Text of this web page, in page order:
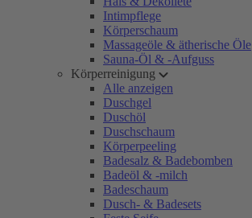
Intimpflege
Körperschaum
Massageöle & ätherische Öle
Sauna-Öl & -Aufguss
Körperreinigung
Alle anzeigen
Duschgel
Duschöl
Duschschaum
Körperpeeling
Badesalz & Badebomben
Badeöl & -milch
Badeschaum
Dusch- & Badesets